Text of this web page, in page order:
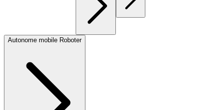
Autonome mobile Roboter